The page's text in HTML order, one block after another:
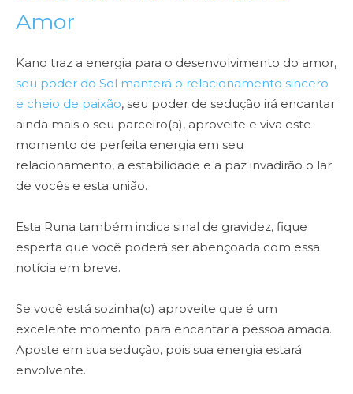
Amor
Kano traz a energia para o desenvolvimento do amor,
seu poder do Sol manterá o relacionamento sincero
e cheio de paixão, seu poder de sedução irá encantar
ainda mais o seu parceiro(a), aproveite e viva este
momento de perfeita energia em seu
relacionamento, a estabilidade e a paz invadirão o lar
de vocês e esta união.
Esta Runa também indica sinal de gravidez, fique
esperta que você poderá ser abençoada com essa
notícia em breve.
Se você está sozinha(o) aproveite que é um
excelente momento para encantar a pessoa amada.
Aposte em sua sedução, pois sua energia estará
envolvente.